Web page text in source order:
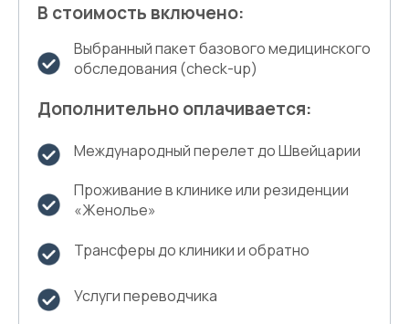
В стоимость включено:
Выбранный пакет базового медицинского
обследования (check-up)
Дополнительно оплачивается:
Международный перелет до Швейцарии
Проживание в клинике или резиденции
«Женолье»
Трансферы до клиники и обратно
Услуги переводчика